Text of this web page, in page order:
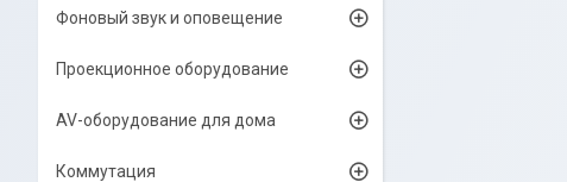
Фоновый звук и оповещение
Проекционное оборудование
AV-оборудование для дома
Коммутация